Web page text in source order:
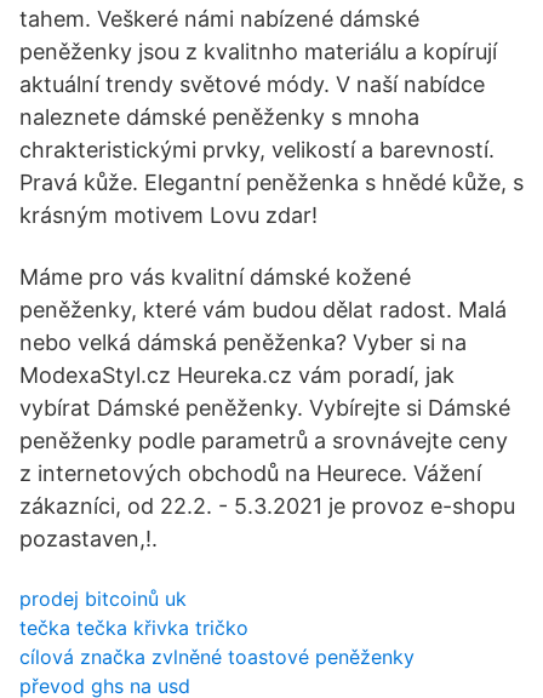
tahem. Veškeré námi nabízené dámské
peněženky jsou z kvalitnho materiálu a kopírují
aktuální trendy světové módy. V naší nabídce
naleznete dámské peněženky s mnoha
chrakteristickými prvky, velikostí a barevností.
Pravá kůže. Elegantní peněženka s hnědé kůže, s
krásným motivem Lovu zdar!
Máme pro vás kvalitní dámské kožené
peněženky, které vám budou dělat radost. Malá
nebo velká dámská peněženka? Vyber si na
ModexaStyl.cz Heureka.cz vám poradí, jak
vybírat Dámské peněženky. Vybírejte si Dámské
peněženky podle parametrů a srovnávejte ceny
z internetových obchodů na Heurece. Vážení
zákazníci, od 22.2. - 5.3.2021 je provoz e-shopu
pozastaven,!.
prodej bitcoinů uk
tečka tečka křivka tričko
cílová značka zvlněné toastové peněženky
převod ghs na usd